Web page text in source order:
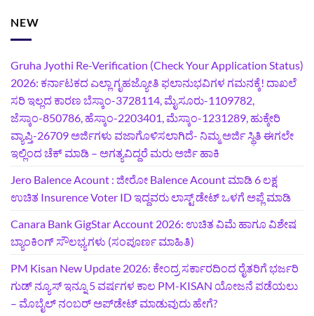
NEW
Gruha Jyothi Re-Verification (Check Your Application Status)
2026: ಕರ್ನಾಟಕದ ಎಲ್ಲಾ ಗೃಹಜ್ಯೋತಿ ಫಲಾನುಭವಿಗಳ ಗಮನಕ್ಕೆ! ದಾಖಲೆ
ಸರಿ ಇಲ್ಲದ ಕಾರಣ ಬೆಸ್ಕಾಂ-3728114, ಮೈಸೂರು-1109782,
ಜೆಸ್ಕಾಂ-850786, ಹೆಸ್ಕಾಂ-2203401, ಮೆಸ್ಕಾಂ-1231289, ಹುಕ್ಕೇರಿ
ವ್ಯಾಪ್ತಿ-26709 ಅರ್ಜಿಗಳು ವಜಾಗೊಳಿಸಲಾಗಿದೆ- ನಿಮ್ಮ ಅರ್ಜಿ ಸ್ಥಿತಿ ಈಗಲೇ
ಇಲ್ಲಿಂದ ಚೆಕ್ ಮಾಡಿ – ಅಗತ್ಯವಿದ್ದರೆ ಮರು ಅರ್ಜಿ ಹಾಕಿ
Jero Balence Acount : ಜೀರೋ Balence Acount ಮಾಡಿ 6 ಲಕ್ಷ
ಉಚಿತ Insurence Voter ID ಇದ್ದವರು ಲಾಸ್ಟ್‌ ಡೇಟ್‌ ಒಳಗೆ ಅಪ್ಲೆ ಮಾಡಿ
Canara Bank GigStar Account 2026: ಉಚಿತ ವಿಮೆ ಹಾಗೂ ವಿಶೇಷ
ಬ್ಯಾಂಕಿಂಗ್ ಸೌಲಭ್ಯಗಳು (ಸಂಪೂರ್ಣ ಮಾಹಿತಿ)
PM Kisan New Update 2026: ಕೇಂದ್ರ ಸರ್ಕಾರದಿಂದ ರೈತರಿಗೆ ಭರ್ಜರಿ
ಗುಡ್‌ ನ್ಯೂಸ್ ಇನ್ನೂ 5 ವರ್ಷಗಳ ಕಾಲ PM-KISAN ಯೋಜನೆ ಪಡೆಯಲು
– ಮೊಬೈಲ್ ನಂಬರ್ ಅಪ್‌ಡೇಟ್ ಮಾಡುವುದು ಹೇಗೆ?